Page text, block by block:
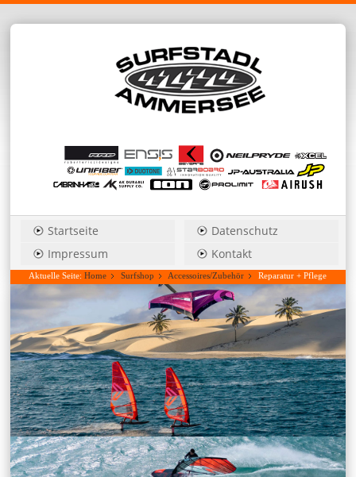
Startseite
Datenschutz
Impressum
Kontakt
Aktuelle Seite:Home Surfshop Accessoires/Zubehör Reparatur + Pflege